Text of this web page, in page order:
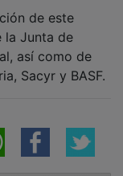
la Junta de
así como de
Sacyr y BASF.